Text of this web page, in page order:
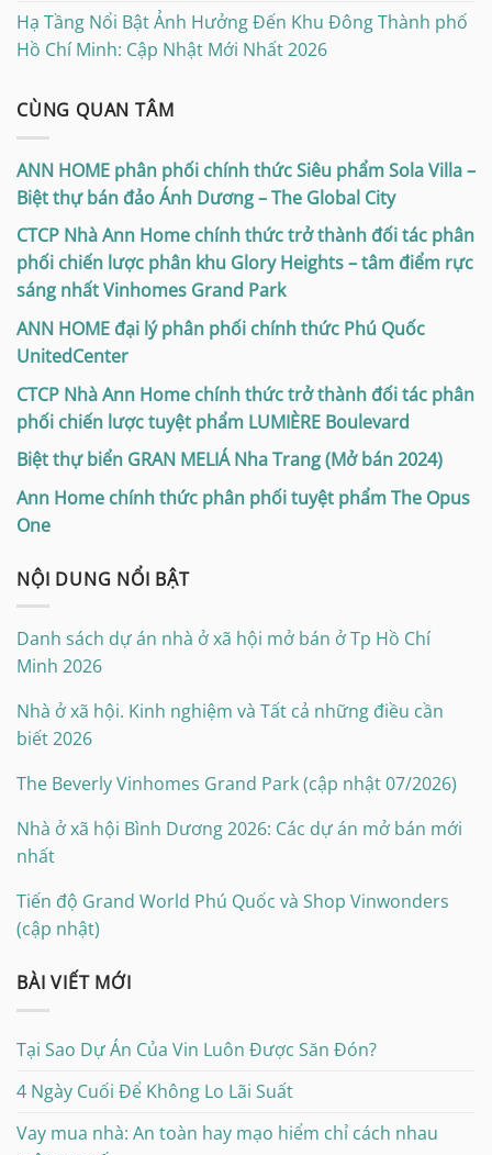
Hạ Tầng Nổi Bật Ảnh Hưởng Đến Khu Đông Thành phố
Hồ Chí Minh: Cập Nhật Mới Nhất 2026
CÙNG QUAN TÂM
ANN HOME phân phối chính thức Siêu phẩm Sola Villa –
Biệt thự bán đảo Ánh Dương – The Global City
CTCP Nhà Ann Home chính thức trở thành đối tác phân
phối chiến lược phân khu Glory Heights – tâm điểm rực
sáng nhất Vinhomes Grand Park
ANN HOME đại lý phân phối chính thức Phú Quốc
UnitedCenter
CTCP Nhà Ann Home chính thức trở thành đối tác phân
phối chiến lược tuyệt phẩm LUMIÈRE Boulevard
Biệt thự biển GRAN MELIÁ Nha Trang (Mở bán 2024)
Ann Home chính thức phân phối tuyệt phẩm The Opus
One
NỘI DUNG NỔI BẬT
Danh sách dự án nhà ở xã hội mở bán ở Tp Hồ Chí
Minh 2026
Nhà ở xã hội. Kinh nghiệm và Tất cả những điều cần
biết 2026
The Beverly Vinhomes Grand Park (cập nhật 07/2026)
Nhà ở xã hội Bình Dương 2026: Các dự án mở bán mới
nhất
Tiến độ Grand World Phú Quốc và Shop Vinwonders
(cập nhật)
BÀI VIẾT MỚI
Tại Sao Dự Án Của Vin Luôn Được Săn Đón?
4 Ngày Cuối Để Không Lo Lãi Suất
Vay mua nhà: An toàn hay mạo hiểm chỉ cách nhau